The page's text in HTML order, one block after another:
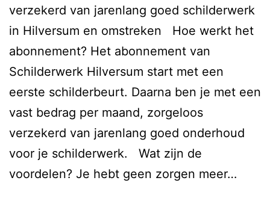
verzekerd van jarenlang goed schilderwerk
in Hilversum en omstreken Hoe werkt het
abonnement?​ Het abonnement van
Schilderwerk Hilversum start met een
eerste schilderbeurt. Daarna ben je met een
vast bedrag per maand, zorgeloos
verzekerd van jarenlang goed onderhoud
voor je schilderwerk. Wat zijn de
voordelen? Je hebt geen zorgen meer…